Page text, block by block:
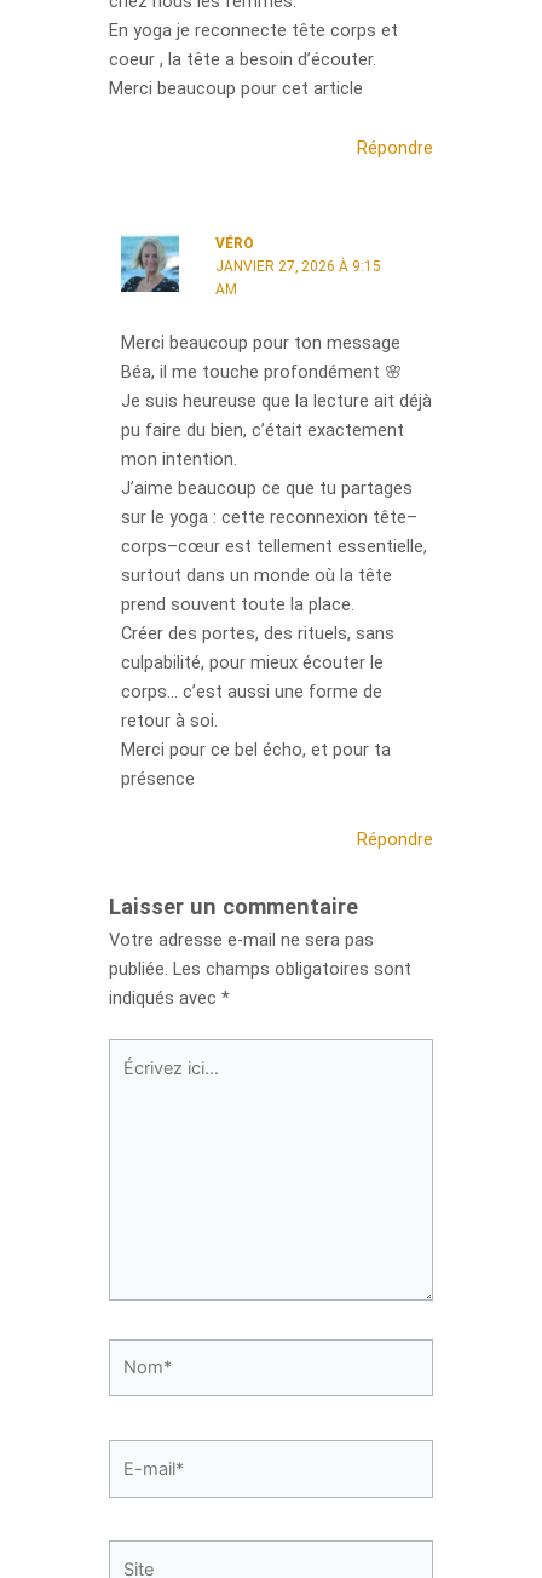
En yoga je reconnecte tête corps et
coeur , la tête a besoin d’écouter.
Merci beaucoup pour cet article
Répondre
VÉRO
JANVIER 27, 2026 À 9:15
AM
Merci beaucoup pour ton message
Béa, il me touche profondément 🌸
Je suis heureuse que la lecture ait déjà
pu faire du bien, c’était exactement
mon intention.
J’aime beaucoup ce que tu partages
sur le yoga : cette reconnexion tête–
corps–cœur est tellement essentielle,
surtout dans un monde où la tête
prend souvent toute la place.
Créer des portes, des rituels, sans
culpabilité, pour mieux écouter le
corps… c’est aussi une forme de
retour à soi.
Merci pour ce bel écho, et pour ta
présence
Répondre
Laisser un commentaire
Votre adresse e-mail ne sera pas
publiée. Les champs obligatoires sont
indiqués avec *
Écrivez
ici…
mail*